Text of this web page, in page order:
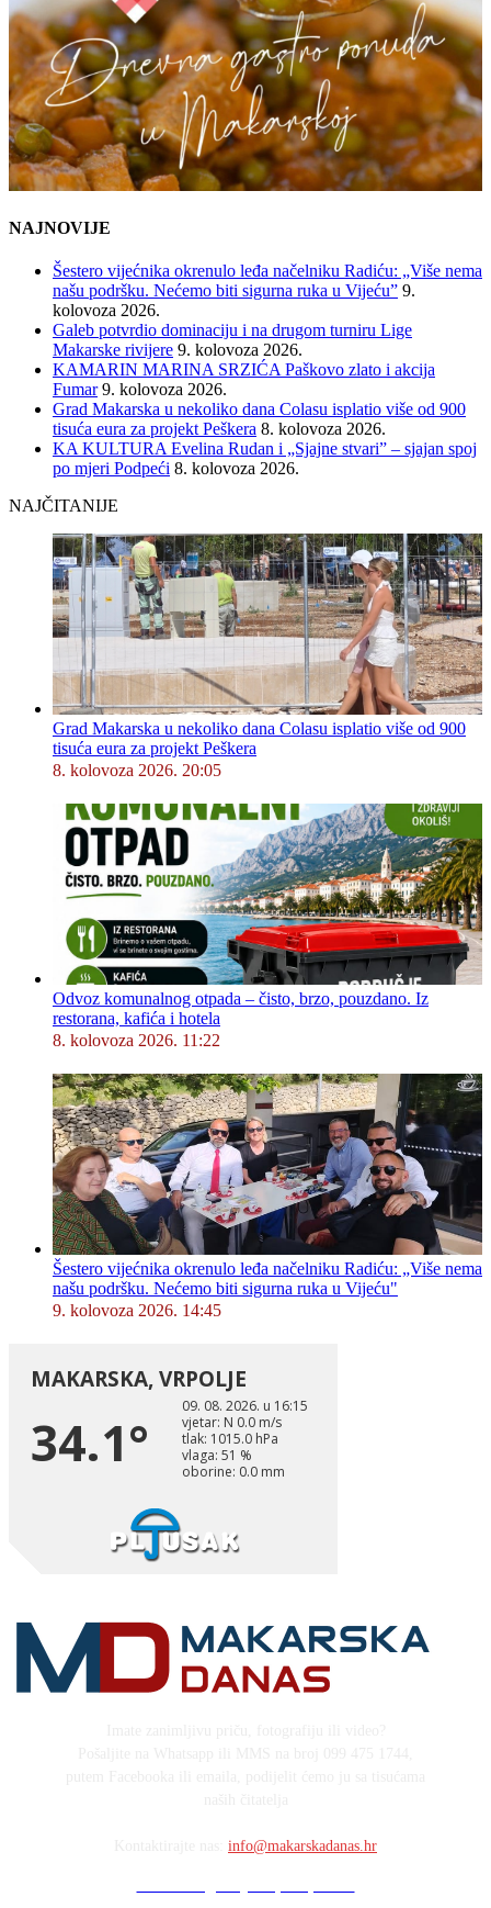
NAJNOVIJE
Šestero vijećnika okrenulo leđa načelniku Radiću: „Više nema
našu podršku. Nećemo biti sigurna ruka u Vijeću” 9.
kolovoza 2026.
Galeb potvrdio dominaciju i na drugom turniru Lige
Makarske rivijere 9. kolovoza 2026.
KAMARIN MARINA SRZIĆA Paškovo zlato i akcija
Fumar 9. kolovoza 2026.
Grad Makarska u nekoliko dana Colasu isplatio više od 900
tisuća eura za projekt Peškera 8. kolovoza 2026.
KA KULTURA Evelina Rudan i „Sjajne stvari” – sjajan spoj
po mjeri Podpeći 8. kolovoza 2026.
NAJČITANIJE
Grad Makarska u nekoliko dana Colasu isplatio više od 900
tisuća eura za projekt Peškera
8. kolovoza 2026. 20:05
Odvoz komunalnog otpada – čisto, brzo, pouzdano. Iz
restorana, kafića i hotela
8. kolovoza 2026. 11:22
Šestero vijećnika okrenulo leđa načelniku Radiću: „Više nema
našu podršku. Nećemo biti sigurna ruka u Vijeću"
9. kolovoza 2026. 14:45
info@makarskadanas.hr